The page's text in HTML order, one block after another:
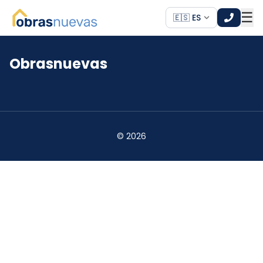
🇪🇸 ES ☰
*
Obrasnuevas
© 2026